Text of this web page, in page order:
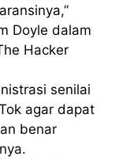
Doyle dalam
Hacker
senilai
agar dapat
benar